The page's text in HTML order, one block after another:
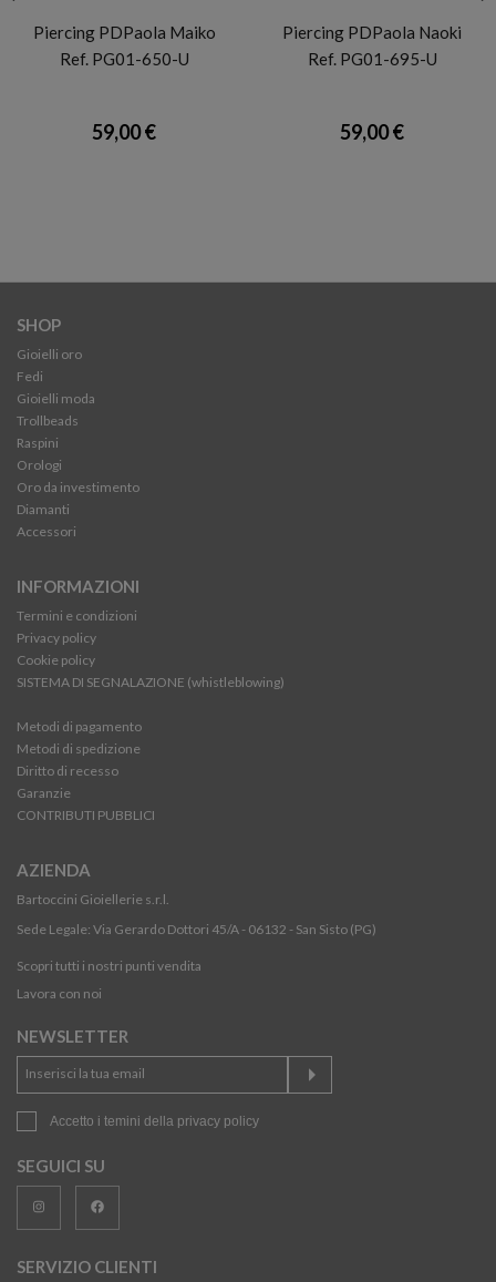
Piercing PDPaola Maiko
Ref. PG01-650-U
59,00 €
Piercing PDPaola Naoki
Ref. PG01-695-U
59,00 €
SHOP
Gioielli oro
Fedi
Gioielli moda
Trollbeads
Raspini
Orologi
Oro da investimento
Diamanti
Accessori
INFORMAZIONI
Termini e condizioni
Privacy policy
Cookie policy
SISTEMA DI SEGNALAZIONE (whistleblowing)
Metodi di pagamento
Metodi di spedizione
Diritto di recesso
Garanzie
CONTRIBUTI PUBBLICI
AZIENDA
Bartoccini Gioiellerie s.r.l.
Sede Legale: Via Gerardo Dottori 45/A - 06132 - San Sisto (PG)
Scopri tutti i nostri punti vendita
Lavora con noi
NEWSLETTER
Accetto i temini della privacy policy
SEGUICI SU
SERVIZIO CLIENTI